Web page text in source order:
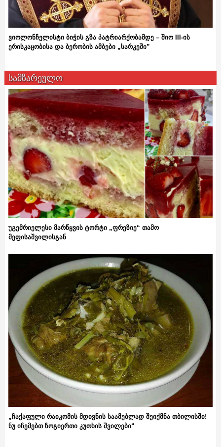
ვიოლონჩელისტი ბიჭის გზა პატრიარქობამდე – შიო III-ის
ერისკაცობისა და ბერობის ამბები „სარკეში”
სამზარეულო
უგემრიელესი მარწყვის ტორტი „ფრეზიე“ თამო
მეფისაშვილისგან
„ჩაქაფული რაიკომის მდივნის საამებლად შეიქმნა თბილისში!
ნუ იჩემებთ ზოგიერთი კუთხის შვილები“